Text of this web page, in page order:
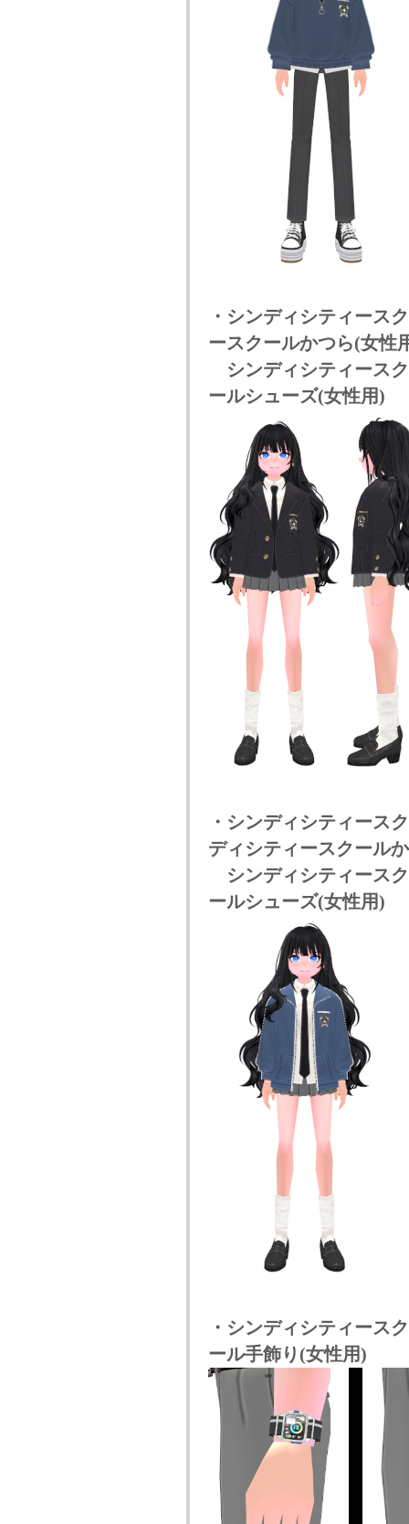
・シンディシティース
ースクールかつら(女性
シンディシティース
ールシューズ(女性用)
・シンディシティース
ディシティースクール
シンディシティース
ールシューズ(女性用)
・シンディシティース
ール手飾り(女性用)